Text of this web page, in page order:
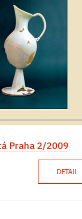
Praha 2/2009
DETAIL